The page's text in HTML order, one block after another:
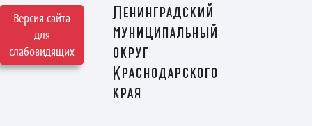
Версия сайта
для
слабовидящих
Ленинградский
муниципальный
округ
Краснодарского
края